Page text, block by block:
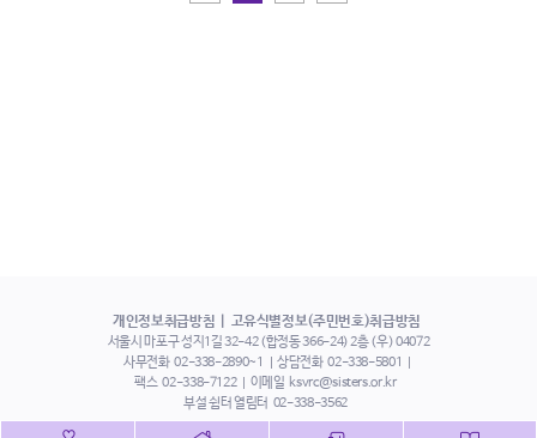
개인정보취급방침 고유식별정보(주민번호)취급방침
서울시 마포구 성지1길 32-42 (합정동 366-24) 2층 (우) 04072
사무전화 02-338-2890~1 상담전화 02-338-5801
팩스 02-338-7122 이메일 ksvrc@sisters.or.kr
부설 쉼터 열림터 02-338-3562